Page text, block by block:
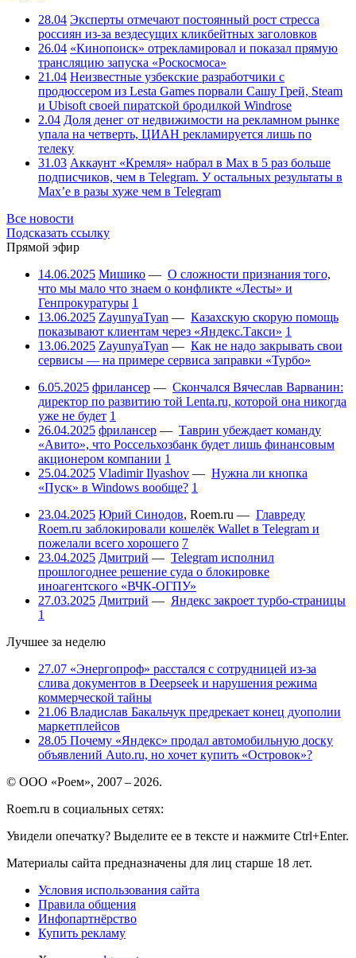
28.04 Эксперты отмечают постоянный рост стресса
россиян из-за вездесущих кликбейтных заголовков
26.04 «Кинопоиск» отрекламировал и показал прямую
трансляцию запуска «Роскосмоса»
21.04 Неизвестные узбекские разработчики с
продюссером из Lesta Games порвали Сашу Грей, Steam
и Ubisoft своей пиратской бродилкой Windrose
2.04 Доля денег от недвижимости на рекламном рынке
упала на четверть, ЦИАН рекламируется лишь по
телеку
31.03 Аккаунт «Кремля» набрал в Max в 5 раз больше
подписчиков, чем в Telegram. У остальных результаты в
Max’е в разы хуже чем в Telegram
Все новости
Подсказать ссылку
Прямой эфир
14.06.2025 Мишико — О сложности признания того,
что мы мало что знаем о конфликте «Лесты» и
Генпрокуратуры 1
13.06.2025 ZayunyaTyan — Казахскую скорую помощь
показывают клиентам через «Яндекс.Такси» 1
13.06.2025 ZayunyaTyan — Как не надо закрывать свои
сервисы — на примере сервиса заправки «Турбо»
6.05.2025 фрилансер — Скончался Вячеслав Варванин:
директор по развитию той Lenta.ru, которой она никогда
уже не будет 1
26.04.2025 фрилансер — Таврин убеждает команду
«Авито», что Россельхозбанк будет лишь финансовым
акционером компании 1
25.04.2025 Vladimir Ilyashov — Нужна ли кнопка
«Пуск» в Windows вообще? 1
23.04.2025 Юрий Синодов, Roem.ru — Главреду
Roem.ru заблокировали кошелёк Wallet в Telegram и
пожелали всего хорошего 7
23.04.2025 Дмитрий — Telegram исполнил
прошлогоднее решение суда о блокировке
иноагентского «ВЧК-ОГПУ»
27.03.2025 Дмитрий — Яндекс закроет турбо-страницы
1
Лучшее за неделю
27.07 «Энергопроф» расстался с сотрудницей из-за
слива документов в Deepseek и нарушения режима
коммерческой тайны
21.06 Владислав Бакальчук предрекает конец дуополии
маркетплейсов
28.05 Почему «Яндекс» продал автомобильную доску
объявлений Auto.ru, но хочет купить «Островок»?
© ООО «Роем», 2007 – 2026.
Roem.ru в социальных сетях:
Увидели опечатку? Выделите ее в тексте и нажмите Ctrl+Enter.
Материалы сайта предназначены для лиц старше 18 лет.
Условия использования сайта
Правила общения
Инфопартнёрство
Купить рекламу